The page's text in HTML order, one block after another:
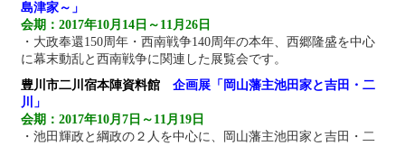
島津家～」
会期：2017年10月14日～11月26日
・大政奉還150周年・西南戦争140周年の本年、西郷隆盛を中心
に幕末動乱と西南戦争に関連した展覧会です。
豊川市二川宿本陣資料館
企画展「岡山藩主池田家と吉田・二
川」
会期：2017年10月7日～11月19日
・池田輝政と綱政の２人を中心に、岡山藩主池田家と吉田・二